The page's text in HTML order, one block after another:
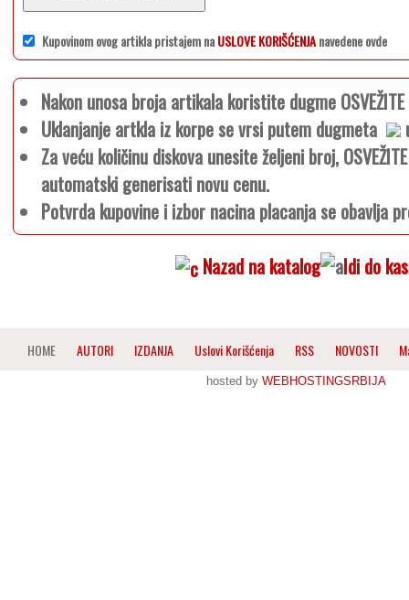
Kupovinom ovog artikla pristajem naUSLOVE KORIŠĆENJAnavedene ovde
Nakon unosa broja artikala koristite dugme OSVEŽITE
Uklanjanje artkla iz korpe se vrsi putem dugmeta
Za veću količinu diskova unesite željeni broj,
automatski generisati novu cenu.
Potvrda kupovine i izbor nacina placanja se obavlja
Nazad na katalog
Idi do
HOME AUTORI IZDANJA Uslovi Korišćenja RSS NOVOSTI
hosted by WEBHOSTINGSRBIJA